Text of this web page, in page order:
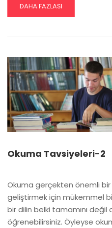
READ
MORE
1
DAHA FAZLASI
Okuma Tavsiyeleri-2
Okuma gerçekten önemli bir
geliştirmek için mükemmel
bir dilin belki tamamını değil
öğrenebilirsiniz. Öyleyse